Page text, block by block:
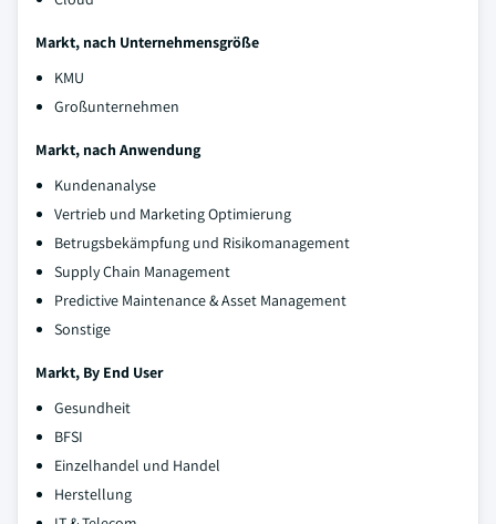
Markt, nach Unternehmensgröße
KMU
Großunternehmen
Markt, nach Anwendung
Kundenanalyse
Vertrieb und Marketing Optimierung
Betrugsbekämpfung und Risikomanagement
Supply Chain Management
Predictive Maintenance & Asset Management
Sonstige
Markt, By End User
Gesundheit
BFSI
Einzelhandel und Handel
Herstellung